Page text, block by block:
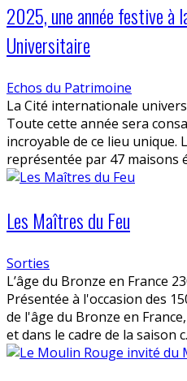
2025, une année festive à
Universitaire
Echos du Patrimoine
La Cité internationale
Toute cette année sera
incroyable de ce lieu unique.
représentée par 47 maisons
Les Maîtres du Feu
Sorties
L’âge du Bronze en France
Présentée à l'occasion des
de l'âge du Bronze en
et dans le cadre de la saison